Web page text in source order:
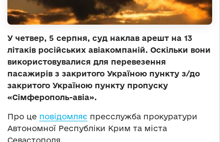
У четвер, 5 серпня, суд наклав арешт на 13
літаків російських авіакомпаній. Оскільки вони
використовувалися для перевезення
пасажирів з закритого Україною пункту з/до
закритого Україною пункту пропуску
«Сімферополь-авіа».
Про це повідомляє пресслужба прокуратури
Автономної Республіки Крим та міста
Севастополя.